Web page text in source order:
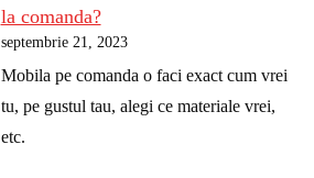
la comanda?
septembrie 21, 2023
Mobila pe comanda o faci exact cum vrei
tu, pe gustul tau, alegi ce materiale vrei,
etc.